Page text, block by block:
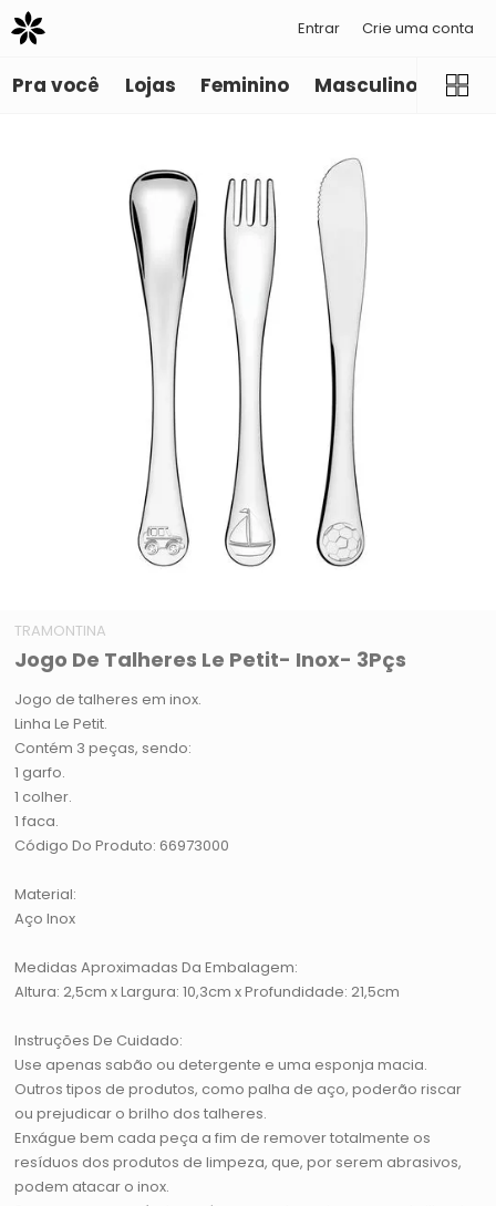
Entrar Crie uma conta
Pra você Lojas Feminino Masculino
TRAMONTINA
Jogo De Talheres Le Petit- Inox- 3Pçs
Jogo de talheres em inox.
Linha Le Petit.
Contém 3 peças, sendo:
1 garfo.
1 colher.
1 faca.
Código Do Produto: 66973000
Material:
Aço Inox
Medidas Aproximadas Da Embalagem:
Altura: 2,5cm x Largura: 10,3cm x Profundidade: 21,5cm
Instruções De Cuidado:
Use apenas sabão ou detergente e uma esponja macia.
Outros tipos de produtos, como palha de aço, poderão riscar
ou prejudicar o brilho dos talheres.
Enxágue bem cada peça a fim de remover totalmente os
resíduos dos produtos de limpeza, que, por serem abrasivos,
podem atacar o inox.